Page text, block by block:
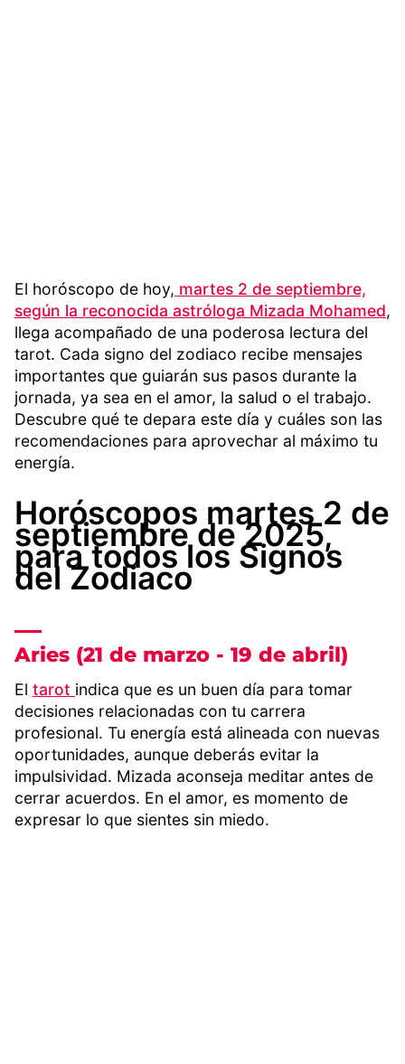
El horóscopo de hoy, martes 2 de septiembre,
según la reconocida astróloga Mizada Mohamed,
llega acompañado de una poderosa lectura del
tarot. Cada signo del zodiaco recibe mensajes
importantes que guiarán sus pasos durante la
jornada, ya sea en el amor, la salud o el trabajo.
Descubre qué te depara este día y cuáles son las
recomendaciones para aprovechar al máximo tu
energía.
Horóscopos martes 2 de
septiembre de 2025,
para todos los Signos
del Zodiaco
Aries (21 de marzo - 19 de abril)
El tarot indica que es un buen día para tomar
decisiones relacionadas con tu carrera
profesional. Tu energía está alineada con nuevas
oportunidades, aunque deberás evitar la
impulsividad. Mizada aconseja meditar antes de
cerrar acuerdos. En el amor, es momento de
expresar lo que sientes sin miedo.